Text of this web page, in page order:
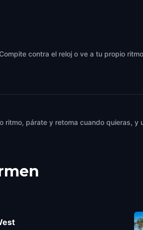
contra el reloj o ve a tu propio
ritmo, párate y retoma cuando quieras,